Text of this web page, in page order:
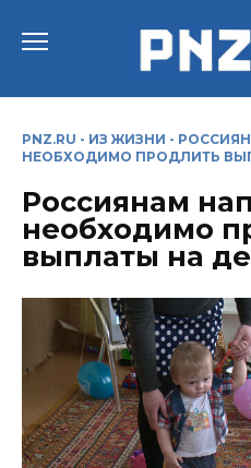
PNZ.RU - ИЗ ЖИЗНИ -
НЕОБХОДИМО ПРОДЛИТЬ
Россиянам
необходимо
выплаты на